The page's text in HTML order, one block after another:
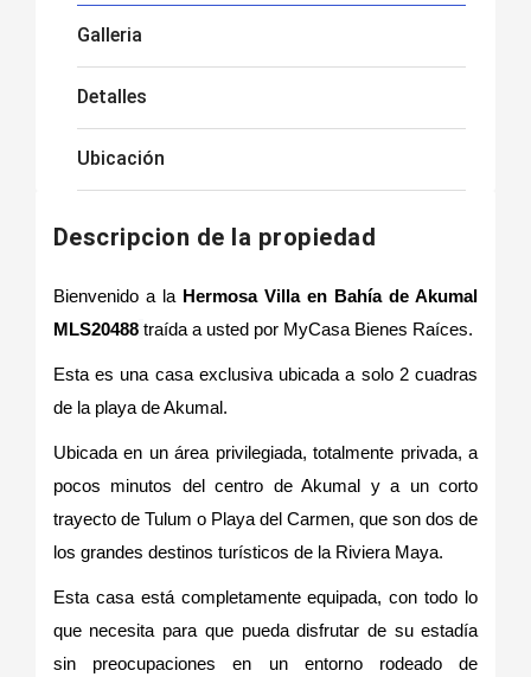
Galleria
Detalles
Ubicación
Descripcion de la propiedad
Bienvenido a la Hermosa Villa en Bahía de Akumal
MLS20488 traída a usted por MyCasa Bienes Raíces.
Esta es una casa exclusiva ubicada a solo 2 cuadras
de la playa de Akumal.
Ubicada en un área privilegiada, totalmente privada, a
pocos minutos del centro de Akumal y a un corto
trayecto de Tulum o Playa del Carmen, que son dos de
los grandes destinos turísticos de la Riviera Maya.
Esta casa está completamente equipada, con todo lo
que necesita para que pueda disfrutar de su estadía
sin preocupaciones en un entorno rodeado de